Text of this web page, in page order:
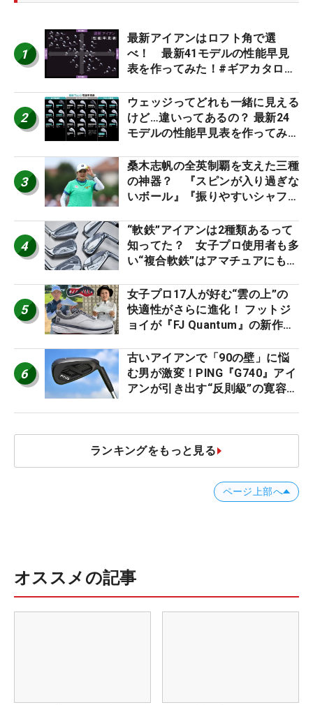
1
最新アイアンはロフト角で選
べ！ 最新41モデルの性能早見
表を作ってみた！#ギアカタログ
2
ウェッジってどれも一緒に見える
けど…違いってあるの？ 最新24
モデルの性能早見表を作ってみ
3
桑木志帆の全英制覇を支えた三種
の神器？ 『スピンが入り過ぎな
いボール』『振りやすいシャフ
ー』 #女子プロセッティング
4
“軟鉄”アイアンは2種類あるって
知ってた？ 女子プロ使用者も多
い“複合軟鉄”はアマチュアにもオ
5
女子プロ17人が好む“雲の上”の
快適性がさらに進化！ フットジ
ョイが『FJ Quantum』の新作を
6
古いアイアンで「90の壁」に悩
む男が激変！PING『G740』アイ
アンが引き出す“反則級”の寛容性
ランキングをもっと見る
ページ上部へ
オススメの記事